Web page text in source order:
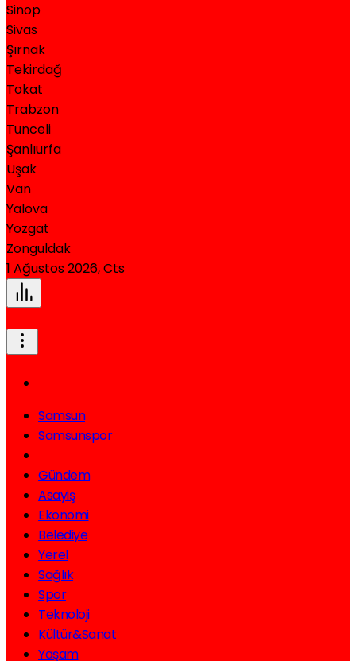
Sinop
Sivas
Şırnak
Tekirdağ
Tokat
Trabzon
Tunceli
Şanlıurfa
Uşak
Van
Yalova
Yozgat
Zonguldak
1 Ağustos 2026, Cts
Samsun
Samsunspor
Gündem
Asayiş
Ekonomi
Belediye
Yerel
Sağlık
Spor
Teknoloji
Kültür&Sanat
Yaşam